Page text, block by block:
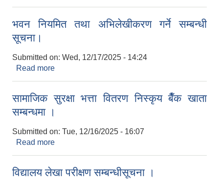
भवन नियमित तथा अभिलेखीकरण गर्ने सम्बन्धी
सूचना।
Submitted on: Wed, 12/17/2025 - 14:24
Read more
सामाजिक सुरक्षा भत्ता वितरण निस्कृय बैँक खाता
सम्बन्धमा ।
Submitted on: Tue, 12/16/2025 - 16:07
Read more
विद्यालय लेखा परीक्षण सम्बन्धीसूचना ।